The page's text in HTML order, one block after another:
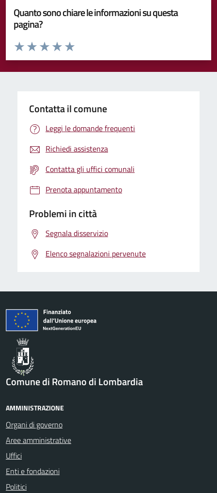
Quanto sono chiare le informazioni su questa
pagina?
Valuta da 1 a 5 stelle la pagina
Valuta 5 stelle su 5
Valuta 4 stelle su 5
Valuta 3 stelle su 5
Valuta 2 stelle su 5
Valuta 1 stelle su 5
Contatta il comune
Leggi le domande frequenti
Richiedi assistenza
Contatta gli uffici comunali
Prenota appuntamento
Problemi in città
Segnala disservizio
Elenco segnalazioni pervenute
Comune di Romano di Lombardia
AMMINISTRAZIONE
Organi di governo
Aree amministrative
Uffici
Enti e fondazioni
Politici